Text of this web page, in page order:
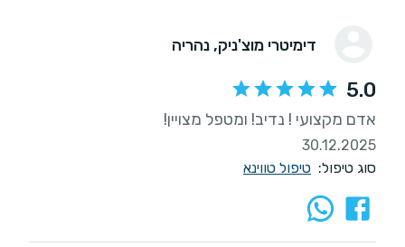
דימיטרי מוצ'ניק, נהריה
5.0
אדם מקצועי ! נדיב! ומטפל מצויין!
30.12.2025
סוג טיפול: טיפול טווינא